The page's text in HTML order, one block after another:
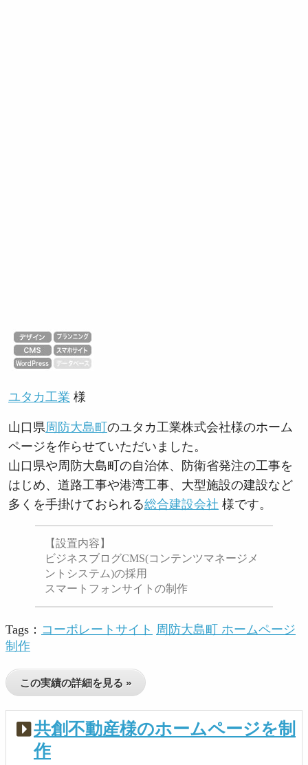
ユタカ工業 様
山口県周防大島町のユタカ工業株式会社様のホーム
ページを作らせていただいました。
山口県や周防大島町の自治体、防衛省発注の工事を
はじめ、道路工事や港湾工事、大型施設の建設など
多くを手掛けておられる総合建設会社 様です。
【設置内容】
ビジネスブログCMS(コンテンツマネージメ
ントシステム)の採用
スマートフォンサイトの制作
Tags： コーポレートサイト 周防大島町 ホームページ
制作
この実績の詳細を見る »
共創不動産様のホームページを制
作